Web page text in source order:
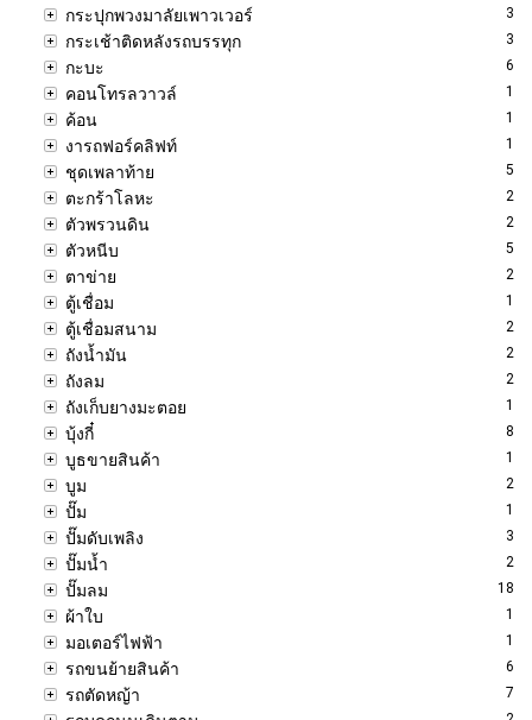
กระปุกพวงมาลัยเพาวเวอร์ 3
กระเช้าติดหลังรถบรรทุก 3
กะบะ 6
คอนโทรลวาวล์ 1
ค้อน 1
งารถฟอร์คลิฟท์ 1
ชุดเพลาท้าย 5
ตะกร้าโลหะ 2
ตัวพรวนดิน 2
ตัวหนีบ 5
ตาข่าย 2
ตู้เชื่อม 1
ตู้เชื่อมสนาม 2
ถังน้ำมัน 2
ถังลม 2
ถังเก็บยางมะตอย 1
บุ้งกี๋ 8
บูธขายสินค้า 1
บูม 2
ปั๊ม 1
ปั๊มดับเพลิง 3
ปั๊มน้ำ 2
ปั๊มลม 18
ผ้าใบ 1
มอเตอร์ไฟฟ้า 1
รถขนย้ายสินค้า 6
รถตัดหญ้า 7